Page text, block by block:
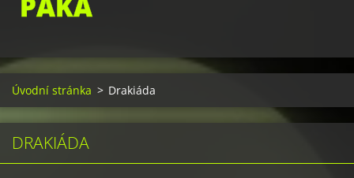
Úvodní stránka > Drakiáda
DRAKIÁDA